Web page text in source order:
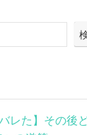
レた】その後